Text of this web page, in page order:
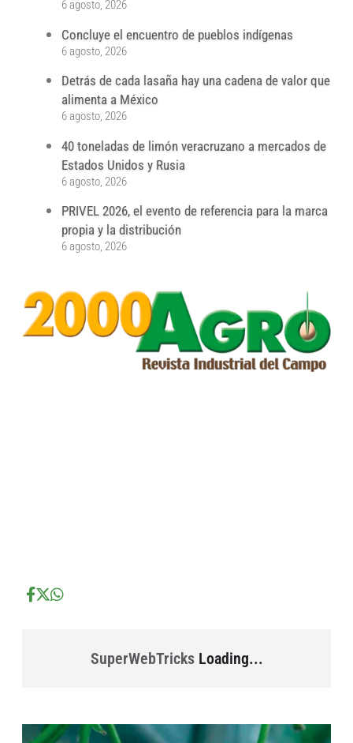
6 agosto, 2026
Concluye el encuentro de pueblos indígenas
6 agosto, 2026
Detrás de cada lasaña hay una cadena de valor que
alimenta a México
6 agosto, 2026
40 toneladas de limón veracruzano a mercados de
Estados Unidos y Rusia
6 agosto, 2026
PRIVEL 2026, el evento de referencia para la marca
propia y la distribución
6 agosto, 2026
SuperWebTricksLoading...